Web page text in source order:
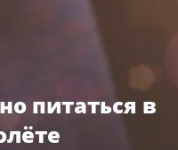
питаться в